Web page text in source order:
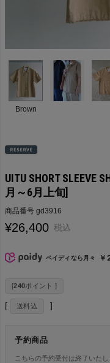
Brown
UITU SHORT SLEEVE
月～6月上旬]
商品番号 gd3916
¥26,400 税込
ペイディなら月々
[240ポイント ]
送料込
予約商品
こちらの予約受付は終了いたし